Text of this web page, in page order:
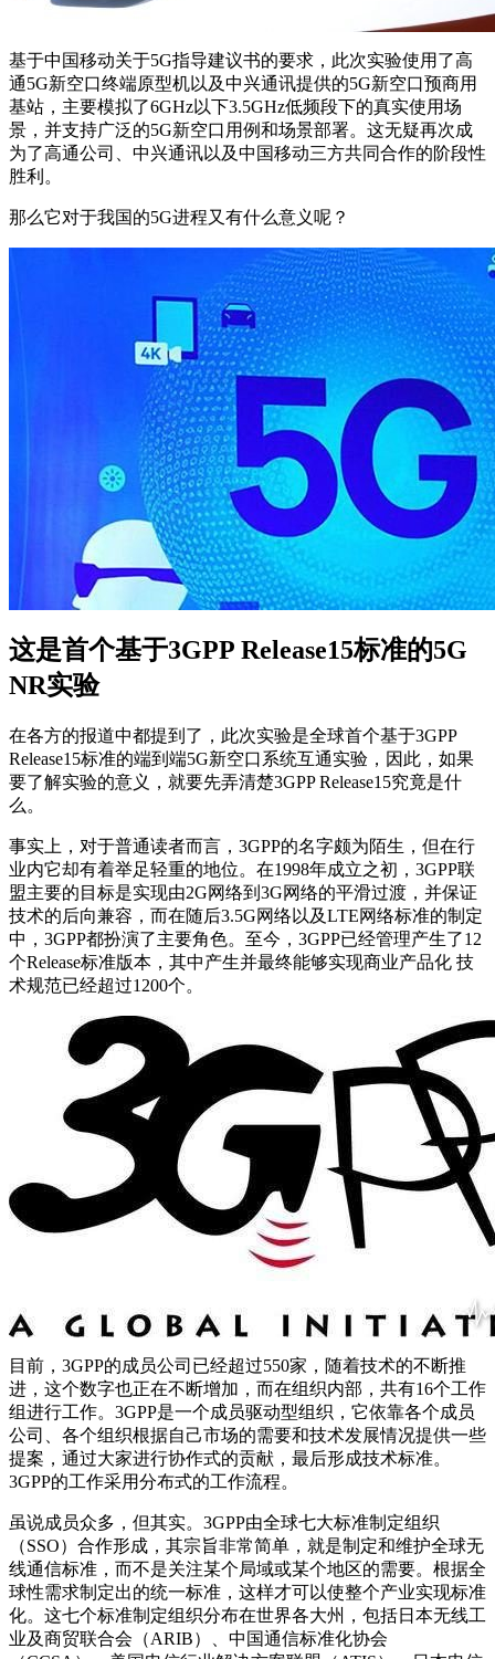
基于中国移动关于5G指导建议书的要求，此次实验使用了高
通5G新空口终端原型机以及中兴通讯提供的5G新空口预商用
基站，主要模拟了6GHz以下3.5GHz低频段下的真实使用场
景，并支持广泛的5G新空口用例和场景部署。这无疑再次成
为了高通公司、中兴通讯以及中国移动三方共同合作的阶段性
胜利。
那么它对于我国的5G进程又有什么意义呢？
这是首个基于3GPP Release15标准的5G
NR实验
在各方的报道中都提到了，此次实验是全球首个基于3GPP
Release15标准的端到端5G新空口系统互通实验，因此，如果
要了解实验的意义，就要先弄清楚3GPP Release15究竟是什
么。
事实上，对于普通读者而言，3GPP的名字颇为陌生，但在行
业内它却有着举足轻重的地位。在1998年成立之初，3GPP联
盟主要的目标是实现由2G网络到3G网络的平滑过渡，并保证
技术的后向兼容，而在随后3.5G网络以及LTE网络标准的制定
中，3GPP都扮演了主要角色。至今，3GPP已经管理产生了12
个Release标准版本，其中产生并最终能够实现商业产品化 技
术规范已经超过1200个。
目前，3GPP的成员公司已经超过550家，随着技术的不断推
进，这个数字也正在不断增加，而在组织内部，共有16个工作
组进行工作。3GPP是一个成员驱动型组织，它依靠各个成员
公司、各个组织根据自己市场的需要和技术发展情况提供一些
提案，通过大家进行协作式的贡献，最后形成技术标准。
3GPP的工作采用分布式的工作流程。
虽说成员众多，但其实。3GPP由全球七大标准制定组织
（SSO）合作形成，其宗旨非常简单，就是制定和维护全球无
线通信标准，而不是关注某个局域或某个地区的需要。根据全
球性需求制定出的统一标准，这样才可以使整个产业实现标准
化。这七个标准制定组织分布在世界各大州，包括日本无线工
业及商贸联合会（ARIB）、中国通信标准化协会